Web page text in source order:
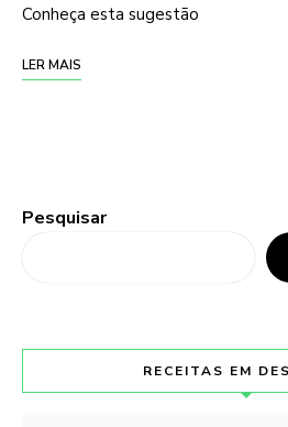
Conheça esta sugestão
LER MAIS
Pesquisar
RECEITAS EM